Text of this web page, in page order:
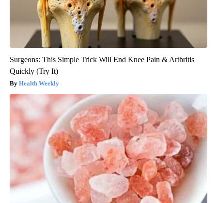
Surgeons: This Simple Trick Will End Knee Pain & Arthritis
Quickly (Try It)
Health Weekly